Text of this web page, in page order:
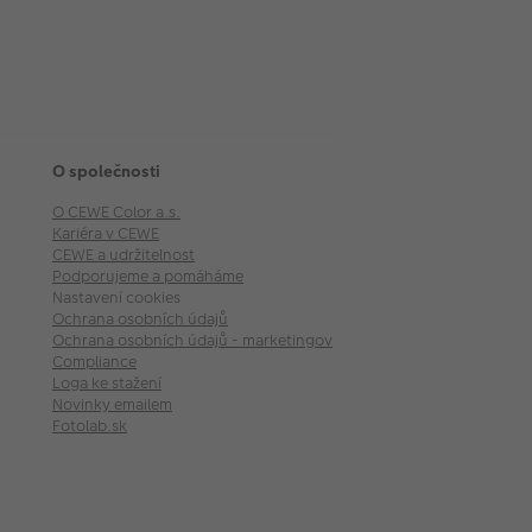
O společnosti
O CEWE Color a.s.
Kariéra v CEWE
CEWE a udržitelnost
Podporujeme a pomáháme
Nastavení cookies
Ochrana osobních údajů
Ochrana osobních údajů - marketingové akce
Compliance
Loga ke stažení
Novinky emailem
Fotolab.sk